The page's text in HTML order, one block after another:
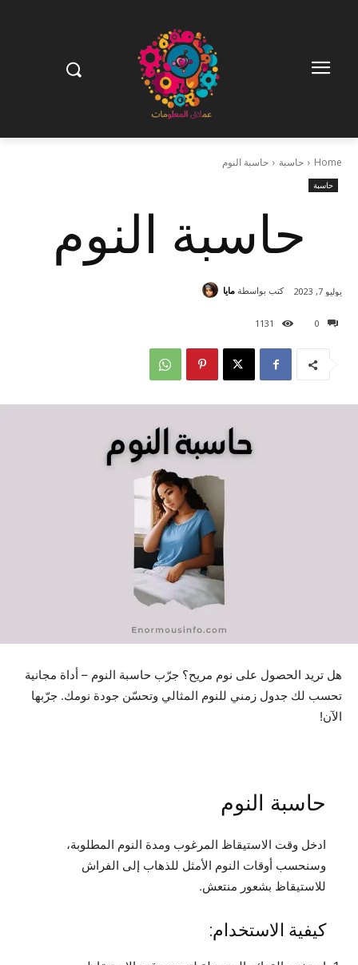
Home حاسبة حاسبة النوم
حاسبة
حاسبة النوم
0
1131
يوليو 7, 2023 كتب بواسطة مايا
هل تريد الحصول على نوم مريح؟ جرّب حاسبة النوم – أداة مجانية
تحسب لك جدول زمني للنوم المثالي وتحسّن جودة نومك. جرّبها
الآن!
حاسبة النوم
ادخل وقت الاستيقاظ المرغوب ومدة النوم المطلوبة،
وسنحسب أوقات النوم الأمثل للذهاب إلى الفراش
للاستيقاظ بشعور منتعش.
كيفية الاستخدام: